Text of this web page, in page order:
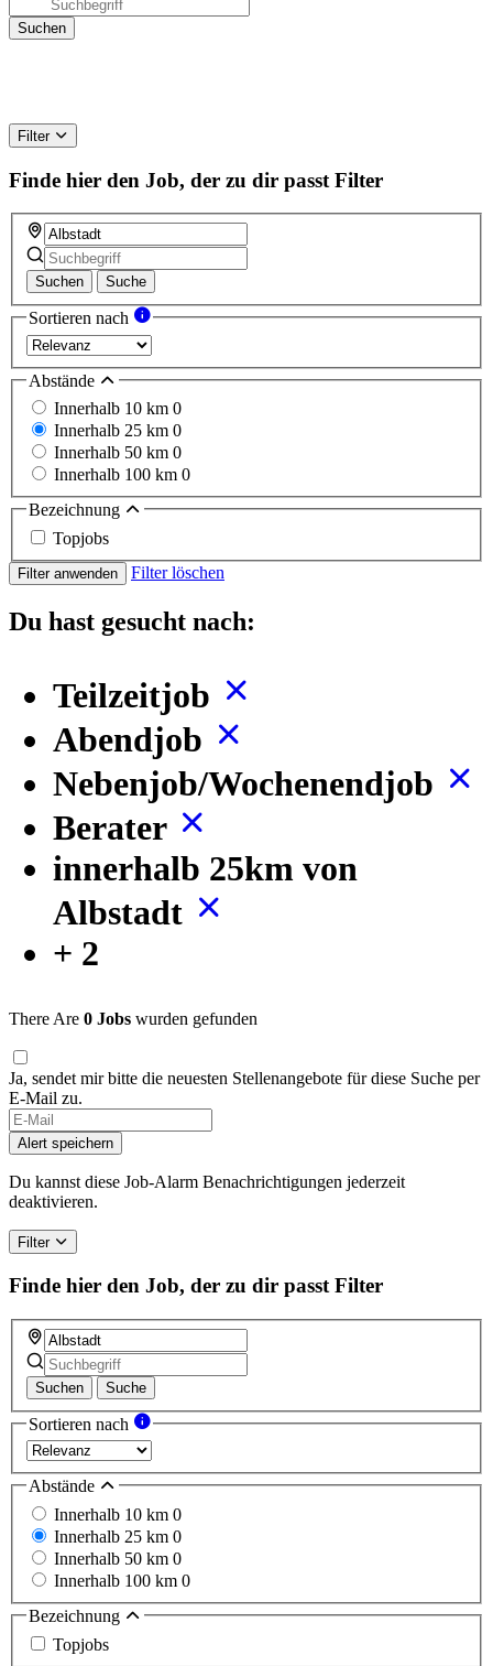
Filter
Finde hier den Job, der zu dir passt Filter
Suchen Suche
Sortieren nach
Abstände
Innerhalb 10 km 0
Innerhalb 25 km 0
Innerhalb 50 km 0
Innerhalb 100 km 0
Bezeichnung
Topjobs
Filter anwenden Filter löschen
Du hast gesucht nach:
Teilzeitjob
Abendjob
Nebenjob/Wochenendjob
Berater
innerhalb 25km von
Albstadt
+ 2
There Are 0 Jobs wurden gefunden
Ja, sendet mir bitte die neuesten Stellenangebote für diese Suche per
E-Mail zu.
Alert speichern
Du kannst diese Job-Alarm Benachrichtigungen jederzeit
deaktivieren.
Filter
Finde hier den Job, der zu dir passt Filter
Suchen Suche
Sortieren nach
Abstände
Innerhalb 10 km 0
Innerhalb 25 km 0
Innerhalb 50 km 0
Innerhalb 100 km 0
Bezeichnung
Topjobs